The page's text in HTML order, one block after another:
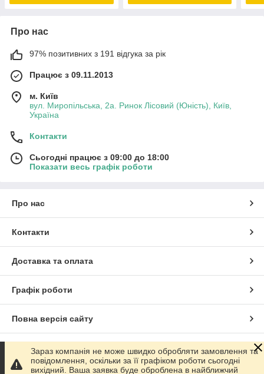
Про нас
97% позитивних з 191 відгука за рік
Працює з 09.11.2013
м. Київ
вул. Миропільська, 2а. Ринок Лісовий (Юність), Київ,
Україна
Контакти
Сьогодні працює з 09:00 до 18:00
Показати весь графік роботи
Про нас
Контакти
Доставка та оплата
Графік роботи
Повна версія сайту
Сайт створено на маркетплейсі Prom.ua
Зараз компанія не може швидко обробляти замовлення та
повідомлення, оскільки за її графіком роботи сьогодні
вихідний. Ваша заявка буде оброблена в найближчий